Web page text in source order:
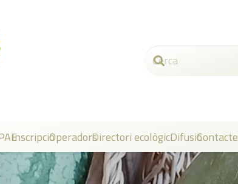
InscripcióOperadorsDirectori ecològicDifusióContacte